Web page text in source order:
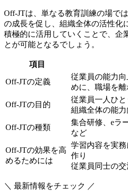
Off-JTは、単なる教育訓練の場で
の成長を促し、組織全体の活性化
積極的に活用していくことで、企
とが可能となるでしょう。
項目
Off-JTの定義
従業員の能力
めに、職場を
Off-JTの目的
従業員一人ひ
組織全体の能
Off-JTの種類
集合研修、eラ
など
Off-JTの効果を高
めるためには
学習内容を実
作り
従業員同士の交
＼ 最新情報をチェック ／